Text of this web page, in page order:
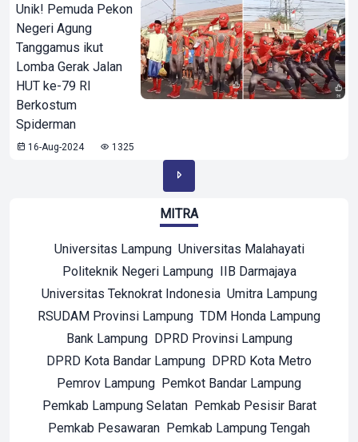
Unik! Pemuda Pekon
Negeri Agung
Tanggamus ikut
Lomba Gerak Jalan
HUT ke-79 RI
Berkostum
Spiderman
16-Aug-2024 1325
MITRA
Universitas Lampung Universitas Malahayati
Politeknik Negeri Lampung IIB Darmajaya
Universitas Teknokrat Indonesia Umitra Lampung
RSUDAM Provinsi Lampung TDM Honda Lampung
Bank Lampung DPRD Provinsi Lampung
DPRD Kota Bandar Lampung DPRD Kota Metro
Pemrov Lampung Pemkot Bandar Lampung
Pemkab Lampung Selatan Pemkab Pesisir Barat
Pemkab Pesawaran Pemkab Lampung Tengah